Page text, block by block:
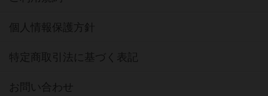
個人情報保護方針
特定商取引法に基づく表記
お問い合わせ